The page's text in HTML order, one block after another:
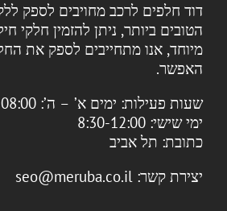
דוד חלפים לרכב מחויבים לספק
הטובים ביותר, ניתן להזמין חלקי
מיוחד, אנו מתחייבים לספק את
האפשר.
שעות פעילות: ימים א’ – ה’: 08:00 – 17:00
ימי שישי: 8:30-12:00
כתובת: תל אביב
יצירת קשר: seo@meruba.co.il